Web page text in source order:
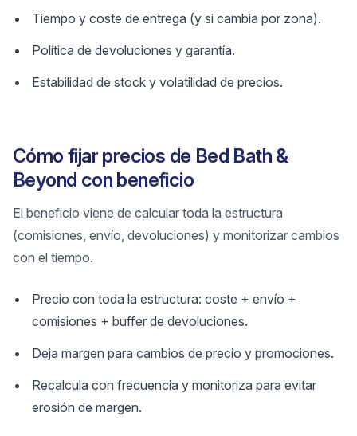
Tiempo y coste de entrega (y si cambia por zona).
Política de devoluciones y garantía.
Estabilidad de stock y volatilidad de precios.
Cómo fijar precios de Bed Bath &
Beyond con beneficio
El beneficio viene de calcular toda la estructura
(comisiones, envío, devoluciones) y monitorizar cambios
con el tiempo.
Precio con toda la estructura: coste + envío +
comisiones + buffer de devoluciones.
Deja margen para cambios de precio y promociones.
Recalcula con frecuencia y monitoriza para evitar
erosión de margen.